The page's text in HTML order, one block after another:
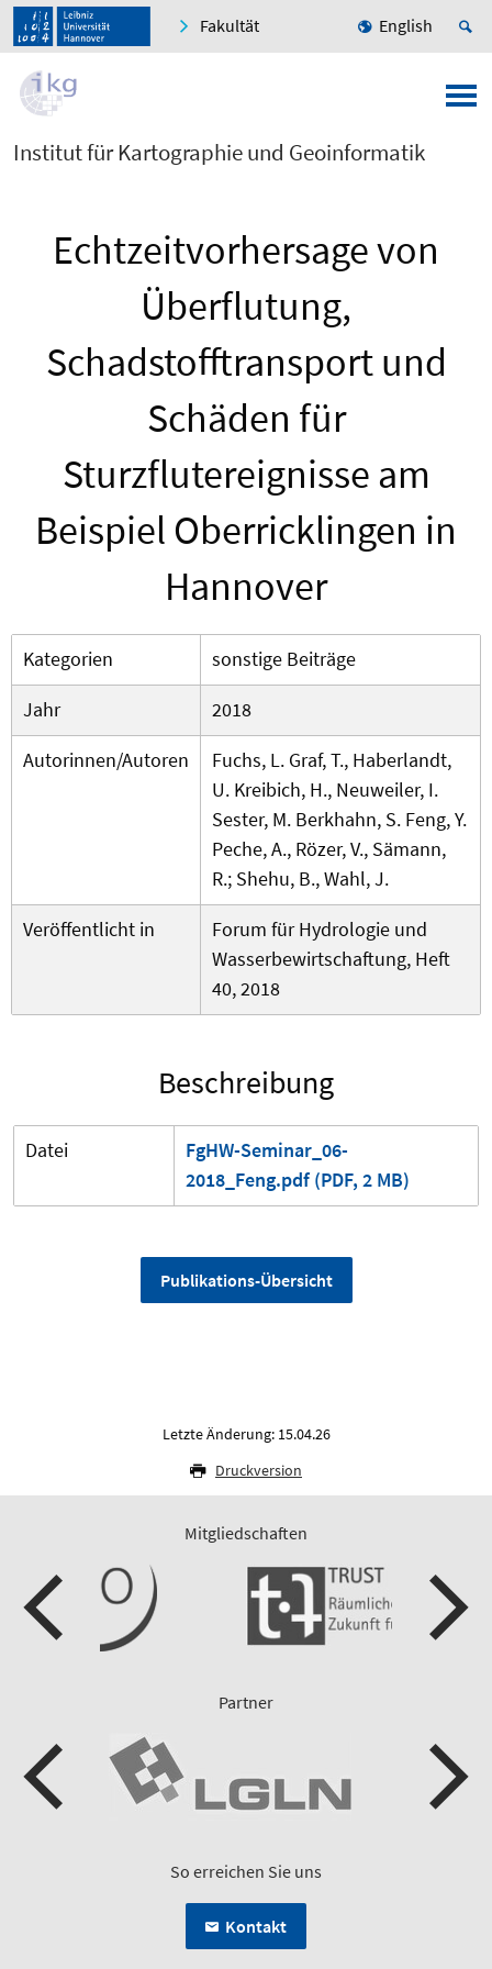
Fakultät English
Institut für Kartographie und Geoinformatik
Echtzeitvorhersage von
Überflutung,
Schadstofftransport und
Schäden für
Sturzflutereignisse am
Beispiel Oberricklingen in
Hannover
Kategorien
sonstige Beiträge
Jahr
2018
Autorinnen/Autoren
Fuchs, L. Graf, T., Haberlandt,
U. Kreibich, H., Neuweiler, I.
Sester, M. Berkhahn, S. Feng, Y.
Peche, A., Rözer, V., Sämann,
R.; Shehu, B., Wahl, J.
Veröffentlicht in
Forum für Hydrologie und
Wasserbewirtschaftung, Heft
40, 2018
Beschreibung
Datei
FgHW-Seminar_06-
2018_Feng.pdf (PDF, 2 MB)
Publikations-Übersicht
Letzte Änderung: 15.04.26
Druckversion
Mitgliedschaften
Partner
So erreichen Sie uns
Kontakt